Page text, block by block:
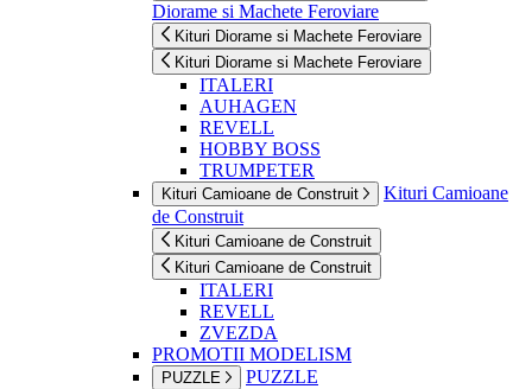
Diorame si Machete Feroviare
Kituri Diorame si Machete Feroviare
Kituri Diorame si Machete Feroviare
ITALERI
AUHAGEN
REVELL
HOBBY BOSS
TRUMPETER
Kituri Camioane de Construit
Kituri Camioane
de Construit
Kituri Camioane de Construit
Kituri Camioane de Construit
ITALERI
REVELL
ZVEZDA
PROMOTII MODELISM
PUZZLE PUZZLE